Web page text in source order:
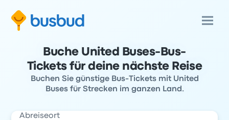
Buche United Buses-Bus-
Tickets für deine nächste Reise
Buchen Sie günstige Bus-Tickets mit United
Buses für Strecken im ganzen Land.
Abreiseort